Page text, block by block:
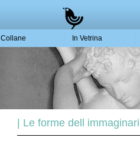
Collane In Vetrina
| Le forme dell